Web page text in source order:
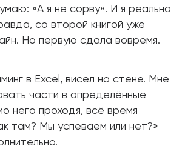
«А я не сорву». И я реально
со второй книгой уже
Но первую сдала вовремя.
в Excel, висел на стене. Мне
части в определённые
него проходя, всё время
там? Мы успеваем или нет?»